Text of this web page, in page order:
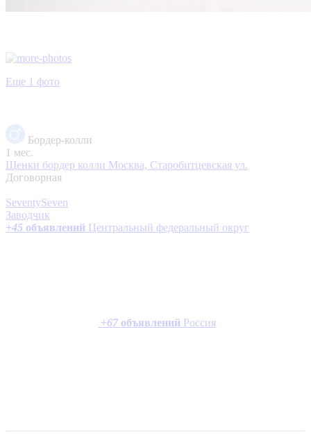
Еще 1 фото
Бордер-колли
1 мес.
Щенки бордер колли Москва, Старобитцевская ул.
Договорная
SeventySeven
Заводчик
+45 объявлений Центральный федеральный округ
+67 объявлений Россия